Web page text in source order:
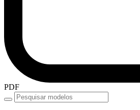
PDF